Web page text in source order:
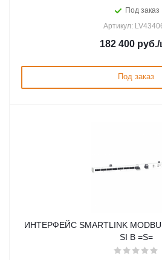
Под заказ
Артикул:
182 400 руб./
Под заказ
ИНТЕРФЕЙС SMARTLINK
SI B =S=